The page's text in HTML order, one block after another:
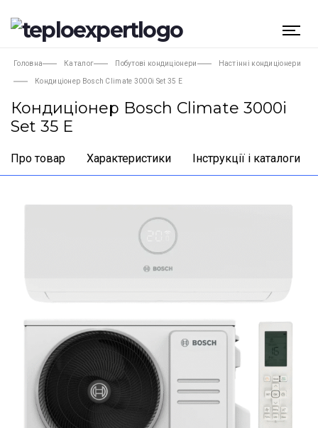
Головна Каталог Побутові кондиціонери Настінні кондиціонери
Кондиціонер Bosch Climate 3000i Set 35 E
Кондиціонер Bosch Climate 3000i
Set 35 E
Про товар Характеристики Інструкції і каталоги